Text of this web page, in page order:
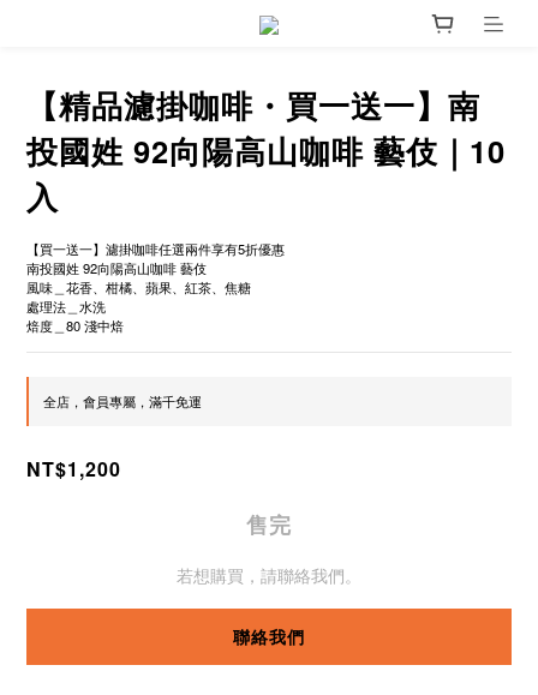
【精品濾掛咖啡・買一送一】南
投國姓 92向陽高山咖啡 藝伎｜10
入
【買一送一】濾掛咖啡任選兩件享有5折優惠
南投國姓 92向陽高山咖啡 藝伎
風味＿花香、柑橘、蘋果、紅茶、焦糖
處理法＿水洗
焙度＿80 淺中焙
全店，會員專屬，滿千免運
NT$1,200
售完
若想購買，請聯絡我們。
聯絡我們